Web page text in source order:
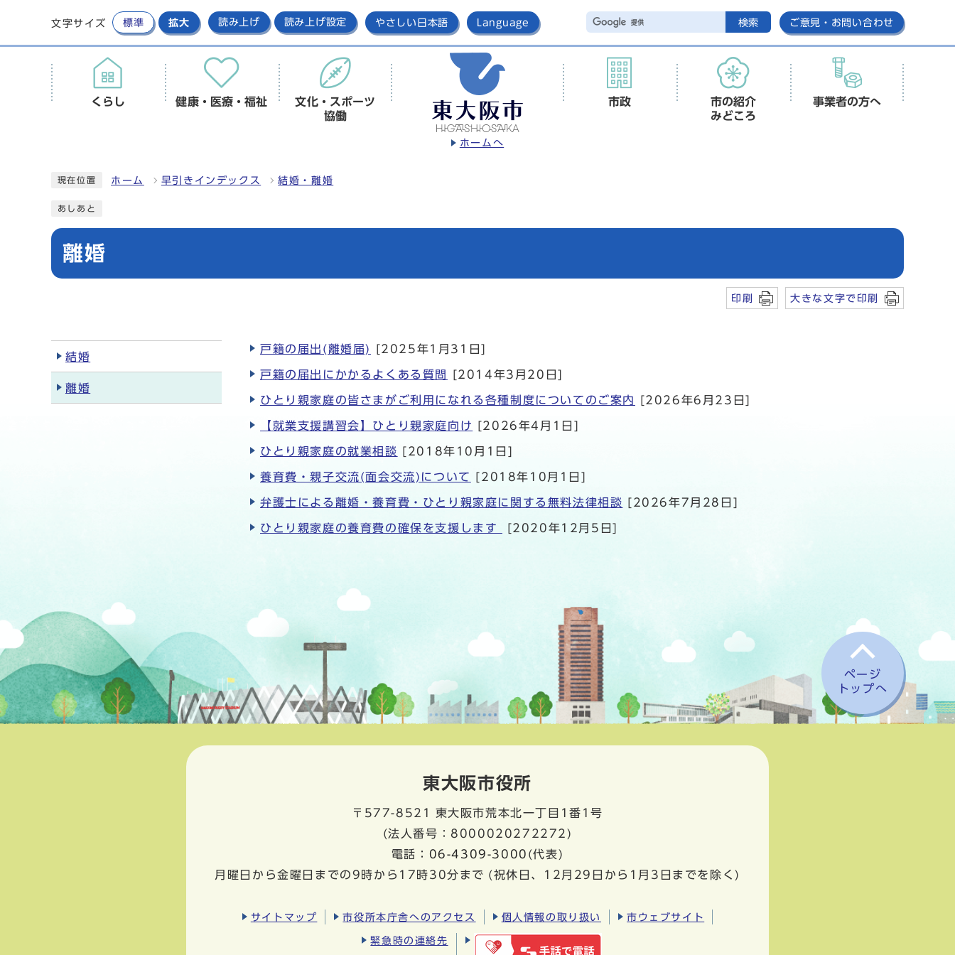
文字サイズ 標準 拡大 読み上げ 読み上げ設定 やさしい日本語 Language 検索 ご意見・お問い合わせ
ホームへ
くらし 健康・医療・福祉
文化・スポーツ
協働
市政
市の紹介
みどころ
事業者の方へ
現在位置 ホーム 早引きインデックス 結婚・離婚
あしあと
離婚
印刷 大きな文字で印刷
戸籍の届出(離婚届) [2025年1月31日]
戸籍の届出にかかるよくある質問 [2014年3月20日]
ひとり親家庭の皆さまがご利用になれる各種制度についてのご案内 [2026年6月23日]
【就業支援講習会】ひとり親家庭向け [2026年4月1日]
ひとり親家庭の就業相談 [2018年10月1日]
養育費・親子交流(面会交流)について [2018年10月1日]
弁護士による離婚・養育費・ひとり親家庭に関する無料法律相談 [2026年7月28日]
ひとり親家庭の養育費の確保を支援します [2020年12月5日]
結婚
離婚
ページ
トップへ
東大阪市役所
〒577-8521
東大阪市荒本北一丁目1番1号
(法人番号：8000020272272)
電話： 06-4309-3000 (代表)
月曜日から金曜日までの9時から17時30分まで (祝休日、12月29日から1月3日までを除く)
サイトマップ 市役所本庁舎へのアクセス 個人情報の取り扱い 市ウェブサイト
緊急時の連絡先